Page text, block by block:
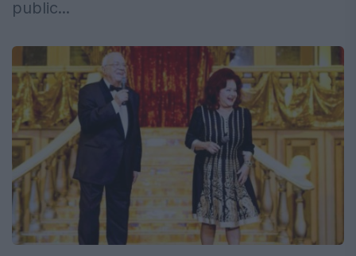
public...